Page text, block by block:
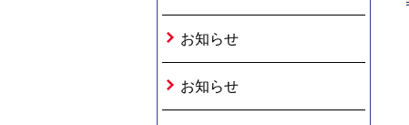
お知らせ
お知らせ